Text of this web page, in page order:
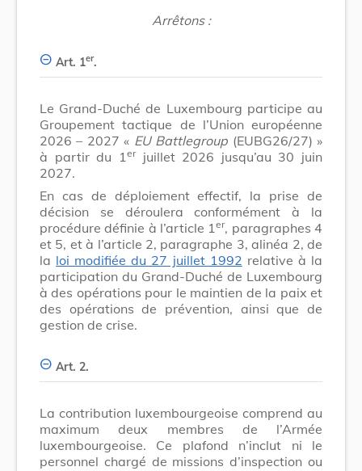
Arrêtons :
Art. 1er.
Le Grand-Duché de Luxembourg participe au
Groupement tactique de l’Union européenne
2026 – 2027 « EU Battlegroup (EUBG26/27) »
à partir du 1 erjuillet 2026 jusqu’au 30 juin
2027.
En cas de déploiement effectif, la prise de
décision se déroulera conformément à la
procédure définie à l’article 1er, paragraphes 4
et 5, et à l’article 2, paragraphe 3, alinéa 2, de
la loi modifiée du 27 juillet 1992 relative à la
participation du Grand-Duché de Luxembourg
à des opérations pour le maintien de la paix et
des opérations de prévention, ainsi que de
gestion de crise.
Art. 2.
La contribution luxembourgeoise comprend au
maximum deux membres de l’Armée
luxembourgeoise. Ce plafond n’inclut ni le
personnel chargé de missions d’inspection ou